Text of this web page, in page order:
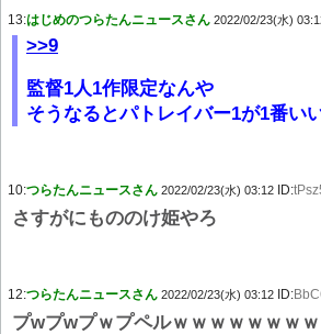
13:はじめのつらたんニュースさん 2022/02/23(水)
>>9
監督1人1作限定なんや
そうなるとパトレイバー1が1番い
10:つらたんニュースさん 2022/02/23(水) 03:12 ID:
さすがにもののけ姫やろ
12:つらたんニュースさん 2022/02/23(水) 03:12 ID:
プwプwプｗプペルｗｗｗｗｗｗｗｗ